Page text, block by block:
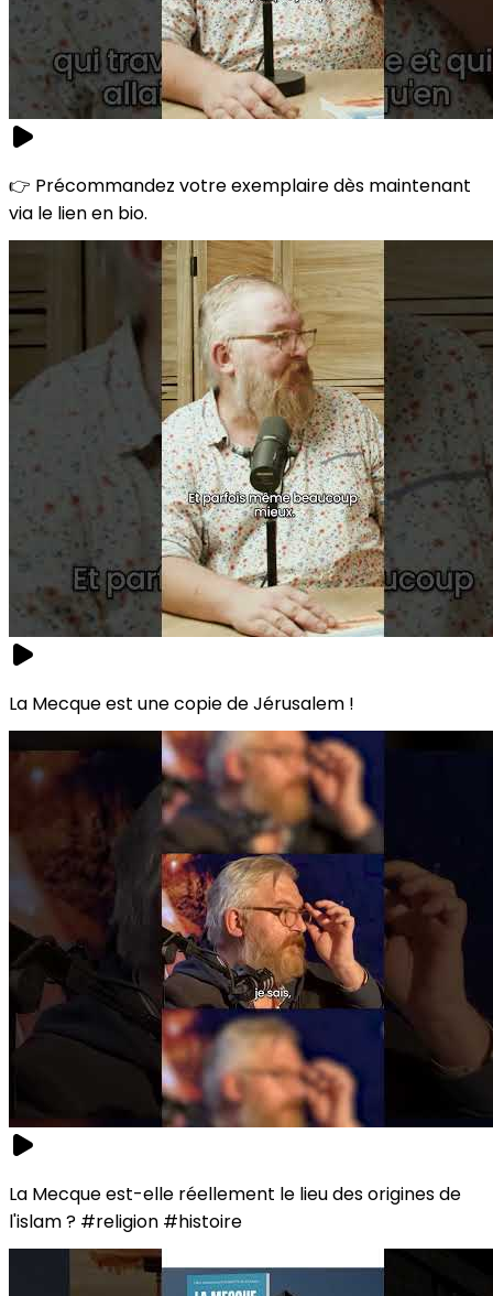
👉 Précommandez votre exemplaire dès maintenant
via le lien en bio.
La Mecque est une copie de Jérusalem !
La Mecque est-elle réellement le lieu des origines de
l'islam ? #religion #histoire